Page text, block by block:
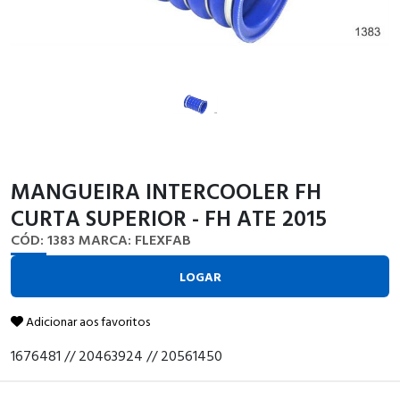
MANGUEIRA INTERCOOLER FH
CURTA SUPERIOR - FH ATE 2015
CÓD: 1383 MARCA: FLEXFAB
LOGAR
Adicionar aos favoritos
1676481 // 20463924 // 20561450